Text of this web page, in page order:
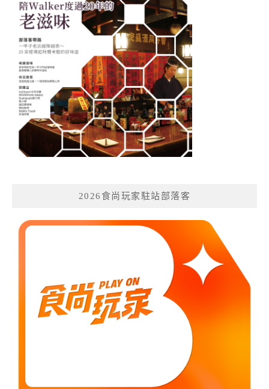
2026食尚玩家駐站部落客